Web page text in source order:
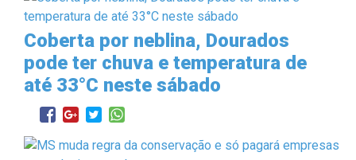
Coberta por neblina, Dourados
pode ter chuva e temperatura de
até 33°C neste sábado